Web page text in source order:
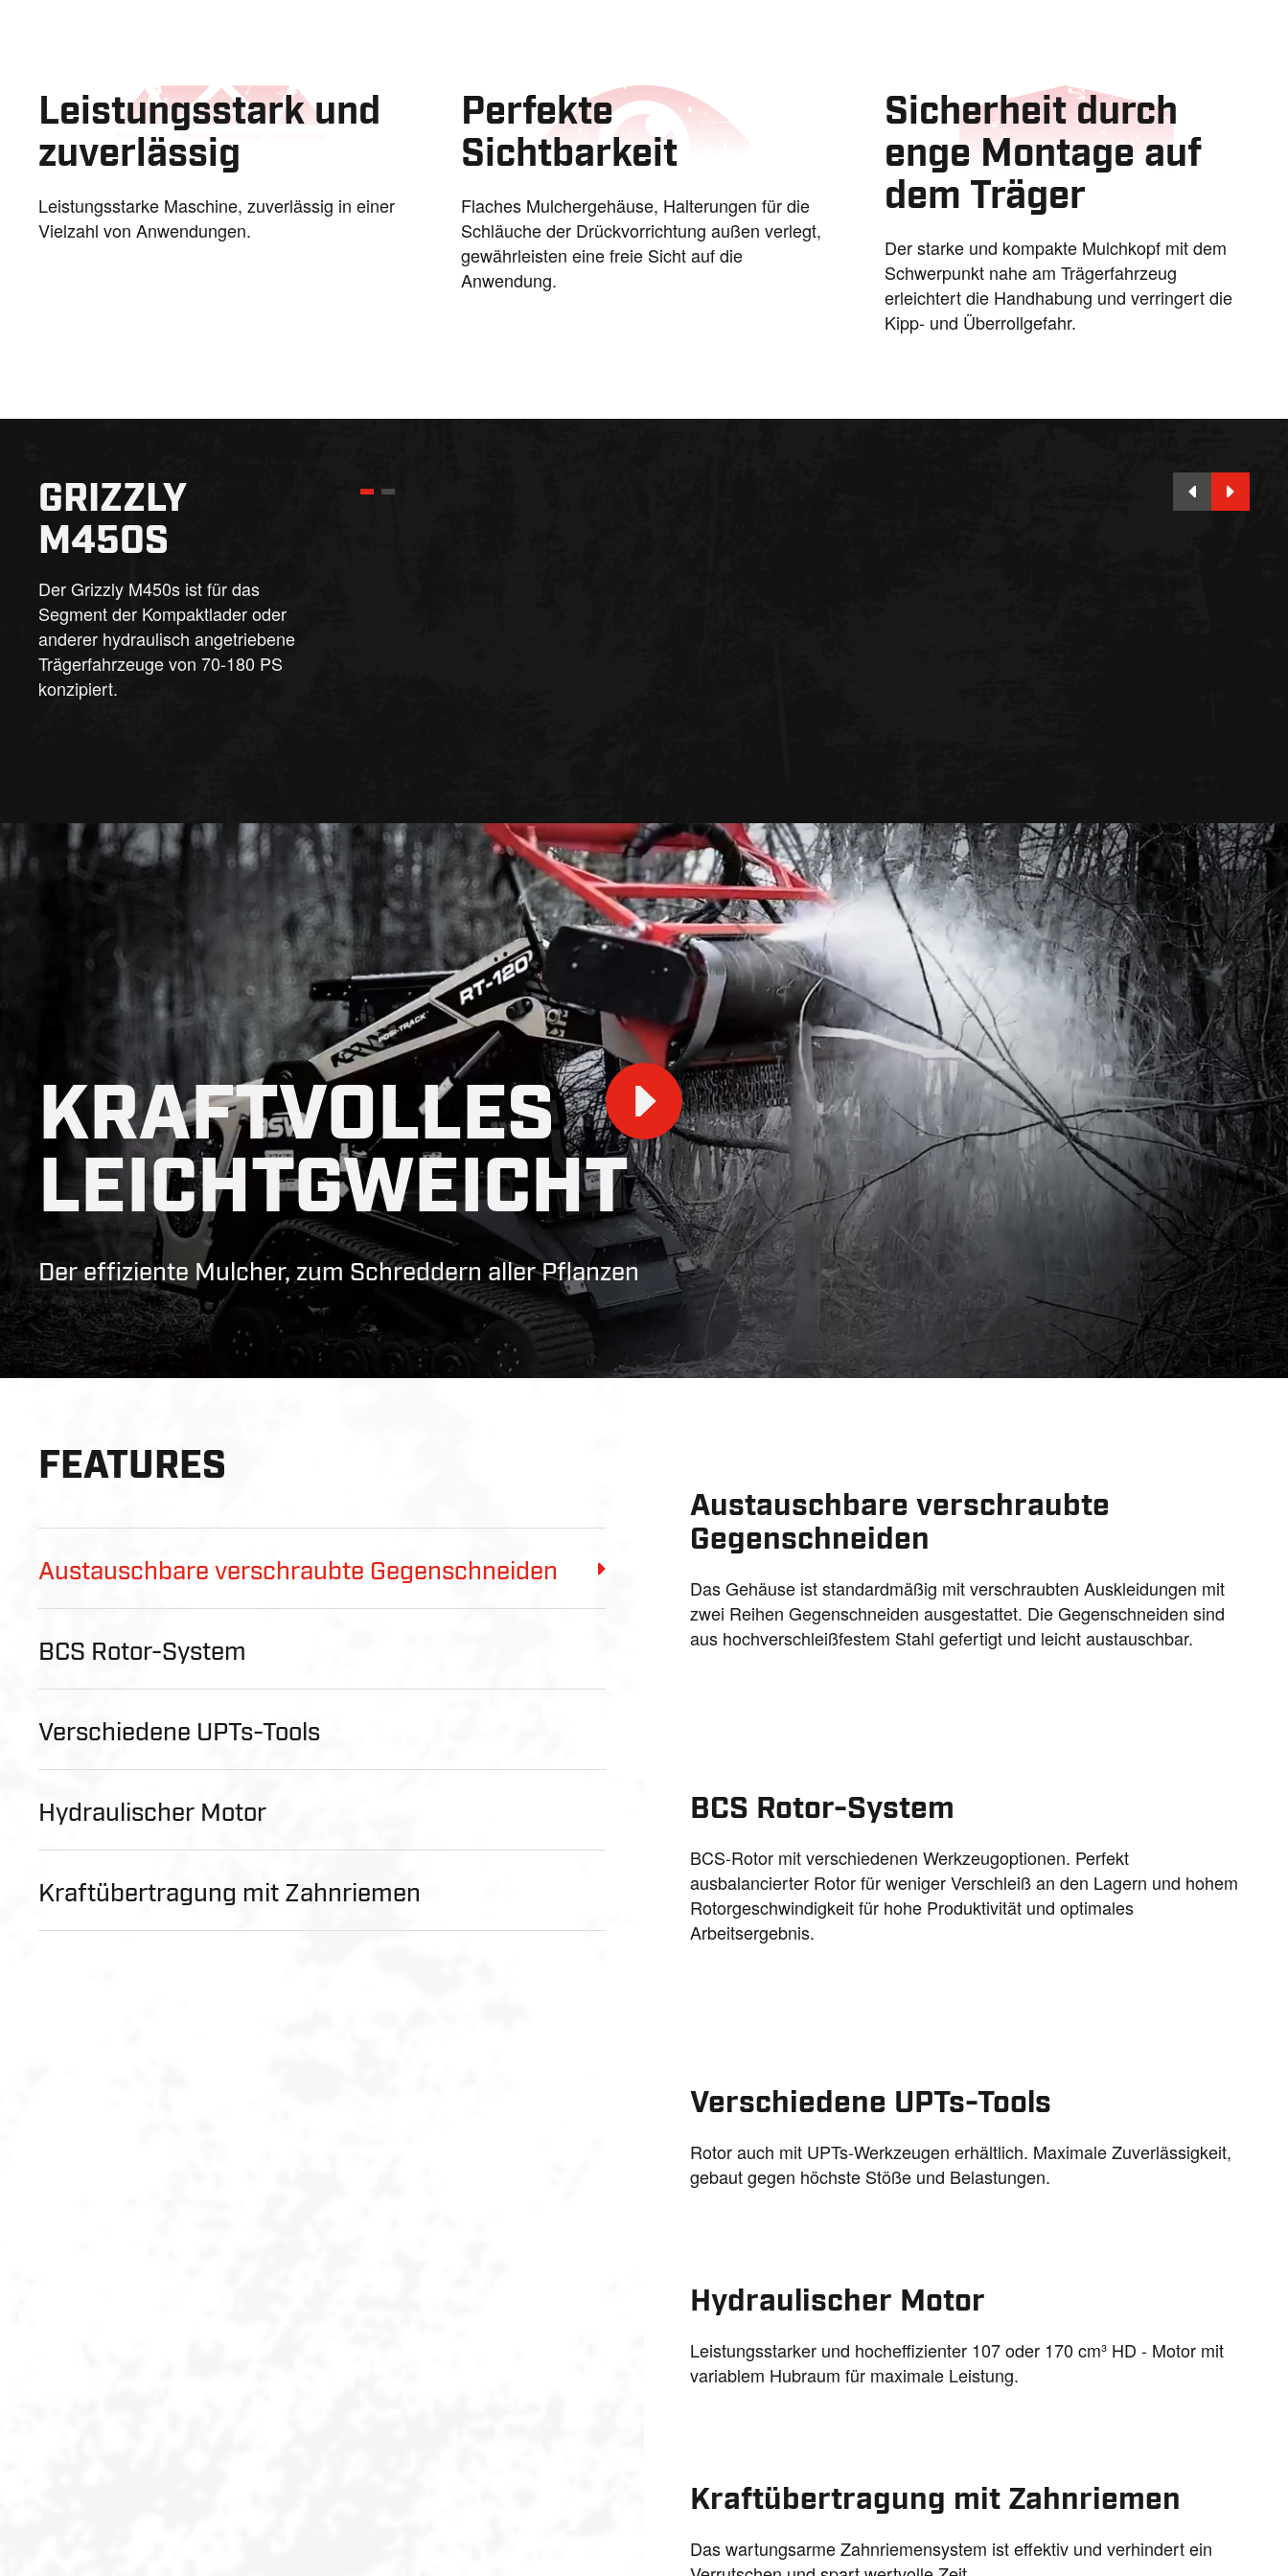
Leistungsstark und
zuverlässig
Leistungsstarke Maschine, zuverlässig in einer
Vielzahl von Anwendungen.
Perfekte
Sichtbarkeit
Flaches Mulchergehäuse, Halterungen für die
Schläuche der Drückvorrichtung außen verlegt,
gewährleisten eine freie Sicht auf die
Anwendung.
Sicherheit durch
enge Montage auf
dem Träger
Der starke und kompakte Mulchkopf mit dem
Schwerpunkt nahe am Trägerfahrzeug
erleichtert die Handhabung und verringert die
Kipp- und Überrollgefahr.
GRIZZLY
M450S
Der Grizzly M450s ist für das
Segment der Kompaktlader oder
anderer hydraulisch angetriebene
Trägerfahrzeuge von 70-180 PS
konzipiert.
Play Mute Settings
PIP
Play
KRAFTVOLLES
LEICHTGWEICHT
Der effiziente Mulcher, zum Schreddern aller Pflanzen
FEATURES
Austauschbare verschraubte Gegenschneiden
BCS Rotor-System
Verschiedene UPTs-Tools
Hydraulischer Motor
Kraftübertragung mit Zahnriemen
Austauschbare verschraubte
Gegenschneiden
Das Gehäuse ist standardmäßig mit verschraubten Auskleidungen mit
zwei Reihen Gegenschneiden ausgestattet. Die Gegenschneiden sind
aus hochverschleißfestem Stahl gefertigt und leicht austauschbar.
BCS Rotor-System
BCS-Rotor mit verschiedenen Werkzeugoptionen. Perfekt
ausbalancierter Rotor für weniger Verschleiß an den Lagern und hohem
Rotorgeschwindigkeit für hohe Produktivität und optimales
Arbeitsergebnis.
Verschiedene UPTs-Tools
Rotor auch mit UPTs-Werkzeugen erhältlich. Maximale Zuverlässigkeit,
gebaut gegen höchste Stöße und Belastungen.
Hydraulischer Motor
Leistungsstarker und hocheffizienter 107 oder 170 cm³ HD - Motor mit
variablem Hubraum für maximale Leistung.
Kraftübertragung mit Zahnriemen
Das wartungsarme Zahnriemensystem ist effektiv und verhindert ein